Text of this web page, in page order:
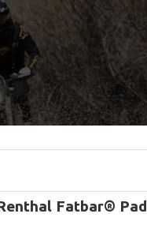
Fatbar® Pad